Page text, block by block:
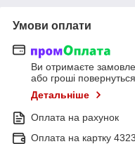
Умови оплати
Ви отримаєте
або гроші
Детальніше
Оплата на рахунок
Оплата на картку